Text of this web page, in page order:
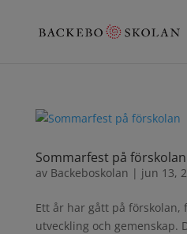
Sommarfest på förskolan
av Backeboskolan | jun 13,
Ett år har gått på förskolan,
utveckling och gemenskap.